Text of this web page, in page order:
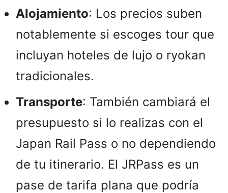
Alojamiento: Los precios suben
notablemente si escoges tour que
incluyan hoteles de lujo o ryokan
tradicionales.​
Transporte: También cambiará el
presupuesto si lo realizas con el
Japan Rail Pass o no dependiendo
de tu itinerario. El JRPass es un
pase de tarifa plana que podría